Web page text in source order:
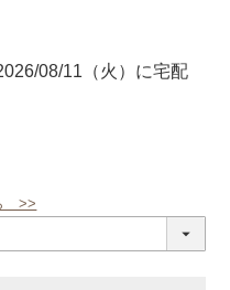
08/11（火） に宅配
>>